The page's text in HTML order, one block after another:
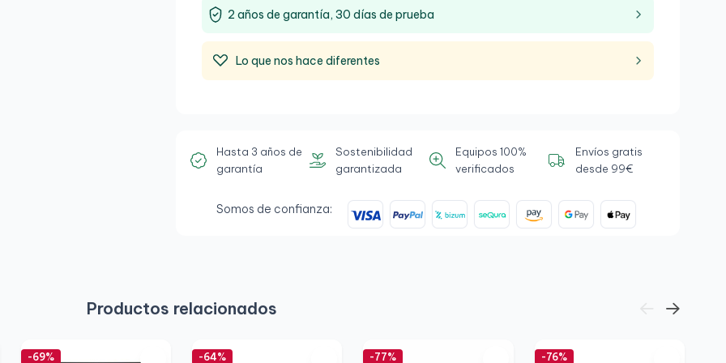
2 años de garantía, 30 días de prueba
Lo que nos hace diferentes
Hasta 3 años de
garantía
Sostenibilidad
garantizada
Equipos 100%
verificados
Envíos gratis
desde 99€
Somos de confianza:
Productos relacionados
-69% -64% -77% -76%